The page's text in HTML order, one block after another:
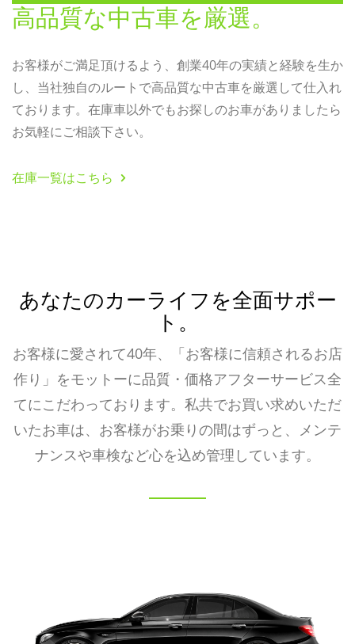
高品質な中古車を厳選。
お客様がご満足頂けるよう、創業40年の実績と経験を生か
し、当社独自のルートで高品質な中古車を厳選して仕入れ
ております。在庫車以外でもお探しのお車がありましたら
お気軽にご相談下さい。
在庫一覧はこちら
あなたのカーライフを全面サポー
ト。
お客様に愛されて40年、「お客様に信頼されるお店
作り」をモットーに品質・価格アフターサービス全
てにこだわっております。私共でお買い求めいただ
いたお車は、お客様がお乗りの間はずっと、メンテ
ナンスや車検など心を込め管理しています。